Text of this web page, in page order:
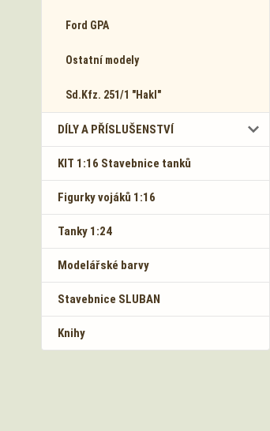
Ford GPA
Ostatní modely
Sd.Kfz. 251/1 "Hakl"
DÍLY A PŘÍSLUŠENSTVÍ
KIT 1:16 Stavebnice tanků
Figurky vojáků 1:16
Tanky 1:24
Modelářské barvy
Stavebnice SLUBAN
Knihy